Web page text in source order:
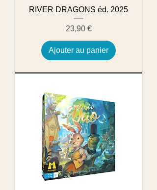
RIVER DRAGONS éd. 2025
Prix
23,90 €
Ajouter au panier